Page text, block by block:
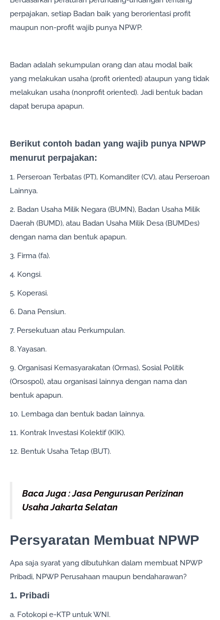
perpajakan, setiap Badan baik yang berorientasi profit
maupun non-profit wajib punya NPWP.
Badan adalah sekumpulan orang dan atau modal baik
yang melakukan usaha (profit oriented) ataupun yang tidak
melakukan usaha (nonprofit oriented). Jadi bentuk badan
dapat berupa apapun.
Berikut contoh badan yang wajib punya NPWP
menurut perpajakan:
1. Perseroan Terbatas (PT), Komanditer (CV), atau Perseroan
Lainnya.
2. Badan Usaha Milik Negara (BUMN), Badan Usaha Milik
Daerah (BUMD), atau Badan Usaha Milik Desa (BUMDes)
dengan nama dan bentuk apapun.
3. Firma (fa).
4. Kongsi.
5. Koperasi.
6. Dana Pensiun.
7. Persekutuan atau Perkumpulan.
8. Yayasan.
9. Organisasi Kemasyarakatan (Ormas), Sosial Politik
(Orsospol), atau organisasi lainnya dengan nama dan
bentuk apapun.
10. Lembaga dan bentuk badan lainnya.
11. Kontrak Investasi Kolektif (KIK).
12. Bentuk Usaha Tetap (BUT).
Baca Juga : Jasa Pengurusan Perizinan
Usaha Jakarta Selatan
Persyaratan Membuat NPWP
Apa saja syarat yang dibutuhkan dalam membuat NPWP
Pribadi, NPWP Perusahaan maupun bendaharawan?
1. Pribadi
a. Fotokopi e-KTP untuk WNI.